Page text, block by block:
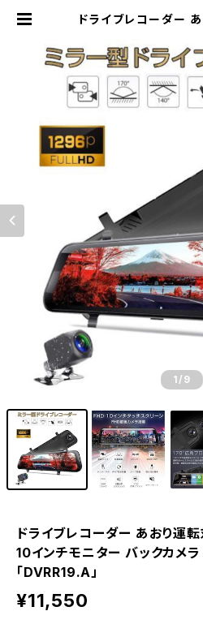
ドライブレコーダー
バックカメラ 6ヶ月保
VRR19.A」 | Pro
ービス株式
1 /9
ドライブレコーダー あおり
10インチモニター バックカメ
「DVRR19.A」
¥11,550